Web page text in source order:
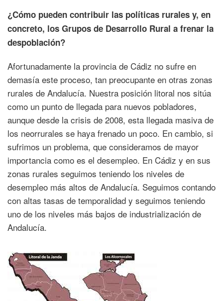
¿Cómo pueden contribuir las políticas rurales y, en
concreto, los Grupos de Desarrollo Rural a frenar la
despoblación?
Afortunadamente la provincia de Cádiz no sufre en
demasía este proceso, tan preocupante en otras zonas
rurales de Andalucía. Nuestra posición litoral nos sitúa
como un punto de llegada para nuevos pobladores,
aunque desde la crisis de 2008, esta llegada masiva de
los neorrurales se haya frenado un poco. En cambio, si
sufrimos un problema, que consideramos de mayor
importancia como es el desempleo. En Cádiz y en sus
zonas rurales seguimos teniendo los niveles de
desempleo más altos de Andalucía. Seguimos contando
con altas tasas de temporalidad y seguimos teniendo
uno de los niveles más bajos de industrialización de
Andalucía.